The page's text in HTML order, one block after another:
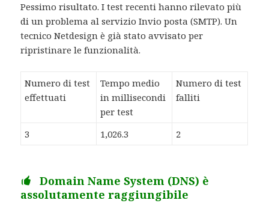
Pessimo risultato. I test recenti hanno rilevato più
di un problema al servizio Invio posta (SMTP). Un
tecnico Netdesign è già stato avvisato per
ripristinare le funzionalità.
Numero di test
effettuati
Tempo medio
in millisecondi
per test
Numero di test
falliti
3 1,026.3 2
Domain Name System (DNS) è
assolutamente raggiungibile